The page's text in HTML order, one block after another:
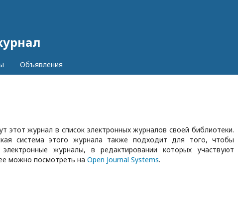
Объявления
этот журнал в список электронных журналов своей библиотеки.
система этого журнала также подходит для того, чтобы
журналы, в редактировании которых участвуют
можно посмотреть на Open Journal Systems.